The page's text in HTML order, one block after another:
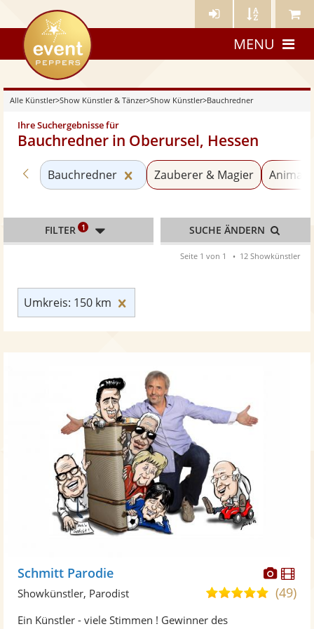
Künstler- Künstler Meine
eventpeppers
MENU
Alle Künstler>Show Künstler & Tänzer>Show Künstler>Bauchredner
Ihre Suchergebnisse für
Bauchredner in Oberursel, Hessen
Zurück zu «Show Künstler»
Bauchredner Kategorie «Bauchredner»
Zauberer & Magier
Umkreis: 150 km
FILTER 1 SUCHE ÄNDERN
Seite 1 von 1 12 Showkünstler
Schmitt Parodie
4,9(49)
Showkünstler, Parodist
Ein Künstler - viele Stimmen ! Gewinner des